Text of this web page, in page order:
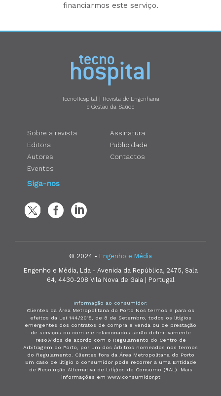
financiarmos este serviço.
TecnoHospital | Revista de Engenharia
e Gestão da Saúde
Sobre a revista
Editora
Autores
Eventos
Assinatura
Publicidade
Contactos
Siga-nos
© 2024 - Engenho e Média
Engenho e Média, Lda - Avenida da República, 2475, Sala
64, 4430-208 Vila Nova de Gaia | Portugal
Informação ao consumidor:
Clientes da Área Metropolitana do Porto Nos termos e para os
efeitos da Lei 144/2015, de 8 de Setembro, todos os litígios
emergentes dos contratos de compra e venda ou de prestação
de serviços ou com ele relacionados serão definitivamente
resolvidos de acordo com o Regulamento do Centro de
Arbitragem do Porto, por um dos árbitros nomeados nos termos
do Regulamento. Clientes fora da Área Metropolitana do Porto
Em caso de litígio o consumidor pode recorrer a uma Entidade
de Resolução Alternativa de Litígios de Consumo (RAL). Mais
informações em www.consumidor.pt